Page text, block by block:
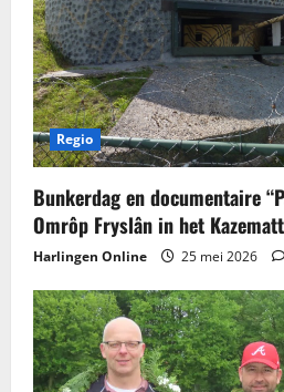
Regio
Bunkerdag en documentaire
Omrôp Fryslân in het
Harlingen Online 25 mei 2026